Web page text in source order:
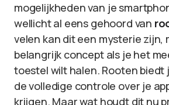
mogelijkheden van je
wellicht al eens gehoord van
velen kan dit een mysterie zijn,
belangrijk concept als je het
toestel wilt halen. Rooten biedt
de volledige controle over je
krijgen. Maar wat houdt dit nu